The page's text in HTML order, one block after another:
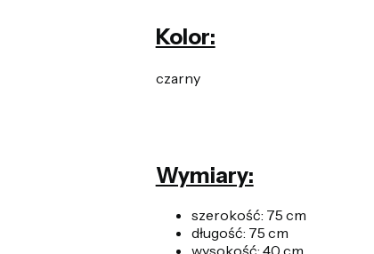
Kolor:
czarny
Wymiary:
szerokość: 75 cm
długość: 75 cm